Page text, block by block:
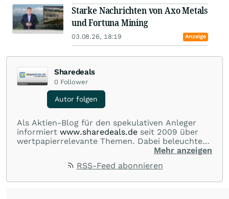
Starke Nachrichten von Axo Metals
und Fortuna Mining
03.08.26, 18:19 Anzeige
Sharedeals
0 Follower
Autor folgen
Als Aktien-Blog für den spekulativen Anleger
informiert www.sharedeals.de seit 2009 über
wertpapierrelevante Themen. Dabei beleuchtet
sharedeals.de insbesondere aktuelleMehr anzeigen
RSS-Feed abonnieren